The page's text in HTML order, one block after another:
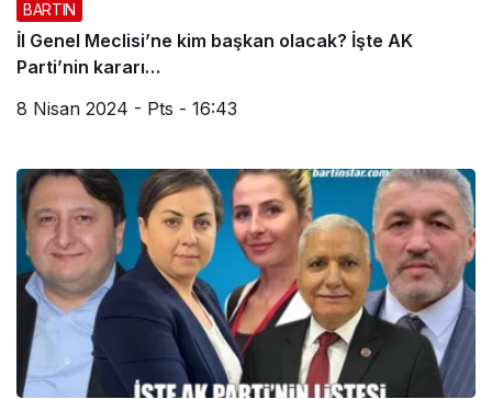
BARTIN
İl Genel Meclisi’ne kim başkan olacak? İşte AK
Parti’nin kararı…
8 Nisan 2024 - Pts - 16:43